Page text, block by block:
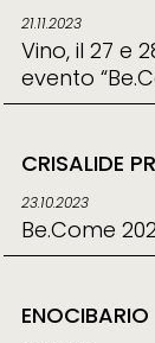
21.11.2023
Vino, il 27 e
evento
CRISALIDE
23.10.2023
Be.Come
ENOCIBARIO